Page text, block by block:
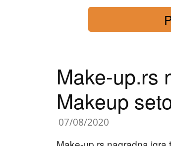
Make-up.rs
Makeup
07/08/2020